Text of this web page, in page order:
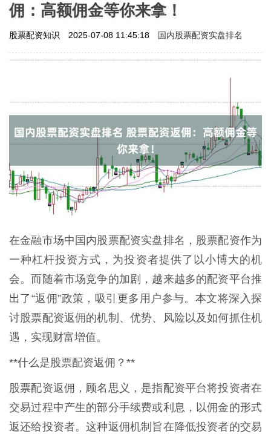
佣：高额佣金等你来拿！
股票配资知识 2025-07-08 11:45:18 国内股票配资实盘排名
在金融市场中国内股票配资实盘排名，股票配资作为
一种杠杆投资方式，为投资者提供了以小博大的机
会。而随着市场竞争的加剧，越来越多的配资平台推
出了“返佣”政策，吸引更多用户参与。本文将深入探
讨股票配资返佣的机制、优势、风险以及如何抓住机
遇，实现财富增值。
**什么是股票配资返佣？**
股票配资返佣，顾名思义，是指配资平台将投资者在
交易过程中产生的部分手续费或利息，以佣金的形式
返还给投资者。这种返佣机制旨在降低投资者的交易